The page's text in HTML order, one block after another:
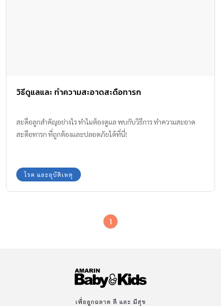
วิธีดูแลและ ทำความสะอาดสะดือทารก
สะดือลูกสำคัญอย่างไร ทำไมต้องดูแล พบกับวิธีการ ทำความสะอาด
สะดือทารก ที่ถูกต้องและปลอดภัยได้ที่นี่!
โรค และอุบัติเหตุ
1
เพื่อลูกฉลาด ดี และ มีสุข